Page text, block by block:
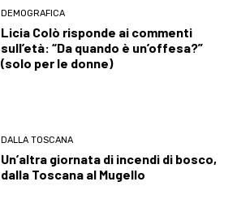
DEMOGRAFICA
Licia Colò risponde ai commenti
sull’età: “Da quando è un’offesa?”
(solo per le donne)
DALLA TOSCANA
Un’altra giornata di incendi di bosco,
dalla Toscana al Mugello